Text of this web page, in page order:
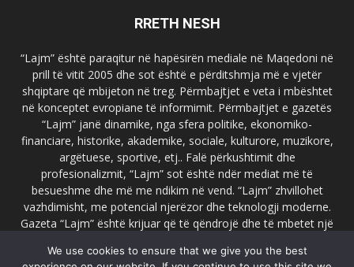
RRETH NESH
“Lajm” është paraqitur në hapësirën mediale në Maqedoni në
prill të vitit 2005 dhe sot është e përditshmja më e vjetër
shqiptare që mbijeton në treg. Përmbajtjet e veta i mbështet
në konceptet evropiane të informimit. Përmbajtjet e gazetës
“Lajm” janë dinamike, nga sfera politike, ekonomiko-
financiare, historike, akademike, sociale, kulturore, muzikore,
argëtuese, sportive, etj.. Falë përkushtimit dhe
profesionalizmit, “Lajm” sot është ndër mediat më të
besueshme dhe më me ndikim në vend. “Lajm” zhvillohet
vazhdimisht, me potencial njerëzor dhe teknologji moderne.
Gazeta “Lajm” është krijuar që të qëndrojë dhe të mbetet një
faqja zyrtare e gazetës “Lajm”, www.lajmpress.org është një
We use cookies to ensure that we give you the best